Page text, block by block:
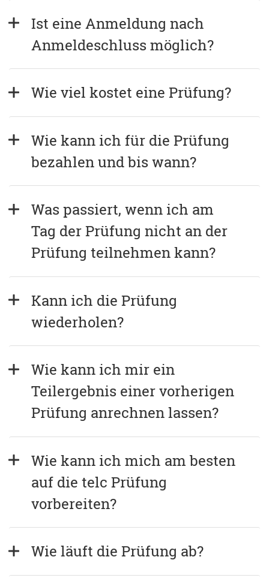
Ist eine Anmeldung nach
Anmeldeschluss möglich?
Wie viel kostet eine Prüfung?
Wie kann ich für die Prüfung
bezahlen und bis wann?
Was passiert, wenn ich am
Tag der Prüfung nicht an der
Prüfung teilnehmen kann?
Kann ich die Prüfung
wiederholen?
Wie kann ich mir ein
Teilergebnis einer vorherigen
Prüfung anrechnen lassen?
Wie kann ich mich am besten
auf die telc Prüfung
vorbereiten?
Wie läuft die Prüfung ab?